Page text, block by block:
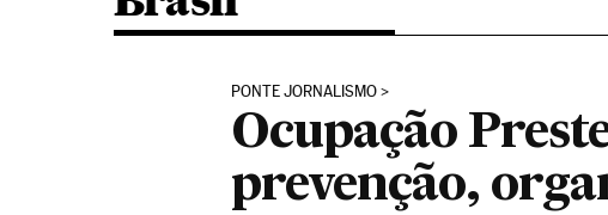
PONTE JORNALISMO
Ocupação
prevenção,